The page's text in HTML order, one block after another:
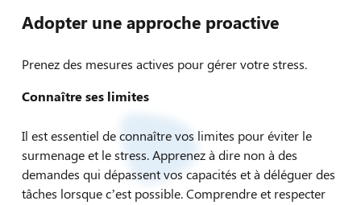
Adopter une approche proactive
Prenez des mesures actives pour gérer votre stress.
Connaître ses limites
Il est essentiel de connaître vos limites pour éviter le
surmenage et le stress. Apprenez à dire non à des
demandes qui dépassent vos capacités et à déléguer des
tâches lorsque c’est possible. Comprendre et respecter